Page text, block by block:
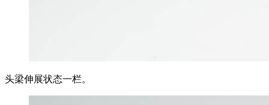
头梁伸展状态一栏。